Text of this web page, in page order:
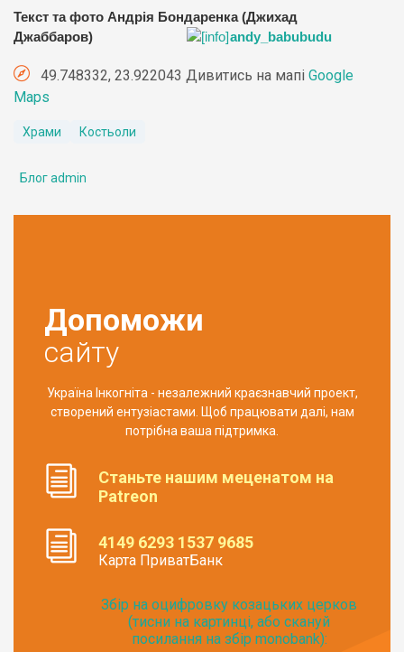
Текст та фото Андрія Бондаренка (Джихад
Джаббаров)
andy_babubudu
49.748332, 23.922043 Дивитись на мапі Google
Maps
Храми Костьоли
Блог admin
Допоможи
сайту
Україна Інкогніта - незалежний краєзнавчий проект,
створений ентузіастами. Щоб працювати далі, нам
потрібна ваша підтримка.
Станьте нашим меценатом на
Patreon
4149 6293 1537 9685
Карта ПриватБанк
Збір на оцифровку козацьких церков
(тисни на картинці, або скануй
посилання на збір monobank):